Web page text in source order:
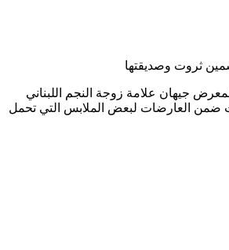
ثروت وصديقتها
جيهان علامة زوجة النجم اللبناني
ضمن العارضات لبعض الملابس التي تحمل